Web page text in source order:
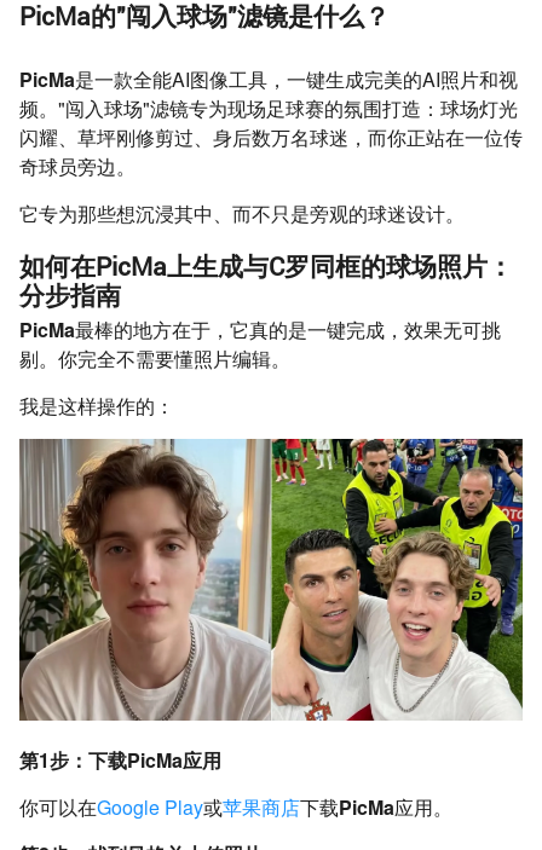
PicMa的"闯入球场"滤镜是什么？
PicMa是一款全能AI图像工具，一键生成完美的AI照片和视
频。"闯入球场"滤镜专为现场足球赛的氛围打造：球场灯光
闪耀、草坪刚修剪过、身后数万名球迷，而你正站在一位传
奇球员旁边。
它专为那些想沉浸其中、而不只是旁观的球迷设计。
如何在PicMa上生成与C罗同框的球场照片：
分步指南
PicMa最棒的地方在于，它真的是一键完成，效果无可挑
剔。你完全不需要懂照片编辑。
我是这样操作的：
第1步：下载PicMa应用
你可以在Google Play或苹果商店下载PicMa应用。